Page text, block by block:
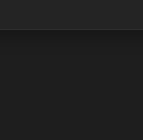
了广告也没有多少收入反而降低了博